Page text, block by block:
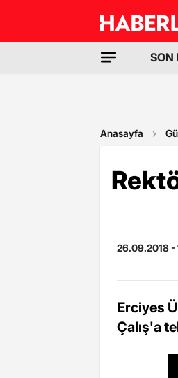
SON
Anasayfa
26.09.2018 -
Erciyes
Çalış'a